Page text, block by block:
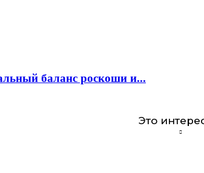
баланс роскоши и...
Это